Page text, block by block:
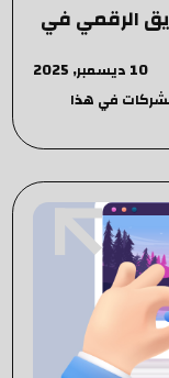
الرقمي في
10 ديسمبر, 2025
في هذا